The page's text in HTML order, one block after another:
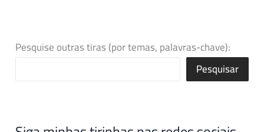
Pesquise outras tiras (por temas, palavras-chave):
Pesquisar